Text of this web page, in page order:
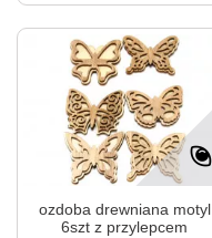
ozdoba drewniana motyl
6szt z przylepcem